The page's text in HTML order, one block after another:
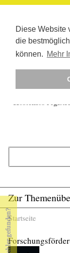
Diese Website
die
können. Mehr
Kostenlos
Zur
Sie sind
Startseite